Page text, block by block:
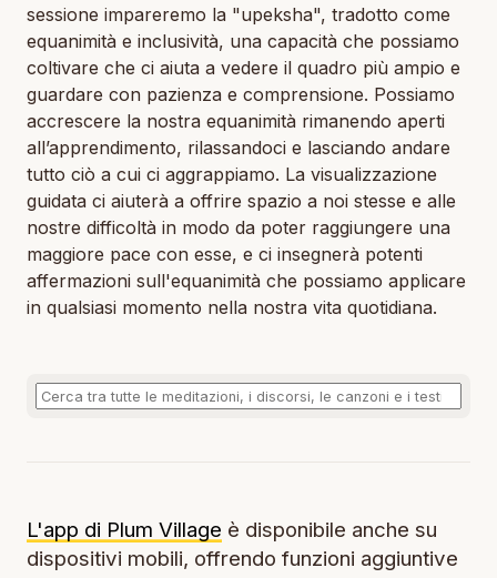
sessione impareremo la "upeksha", tradotto come
equanimità e inclusività, una capacità che possiamo
coltivare che ci aiuta a vedere il quadro più ampio e
guardare con pazienza e comprensione. Possiamo
accrescere la nostra equanimità rimanendo aperti
all’apprendimento, rilassandoci e lasciando andare
tutto ciò a cui ci aggrappiamo. La visualizzazione
guidata ci aiuterà a offrire spazio a noi stesse e alle
nostre difficoltà in modo da poter raggiungere una
maggiore pace con esse, e ci insegnerà potenti
affermazioni sull'equanimità che possiamo applicare
in qualsiasi momento nella nostra vita quotidiana.
L'app di Plum Village è disponibile anche su
dispositivi mobili, offrendo funzioni aggiuntive